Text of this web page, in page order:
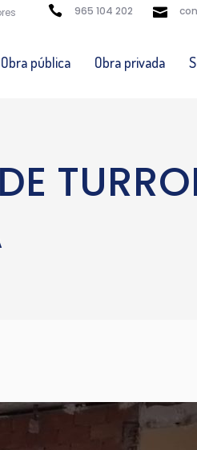
965 104 202
Obra pública Obra privada